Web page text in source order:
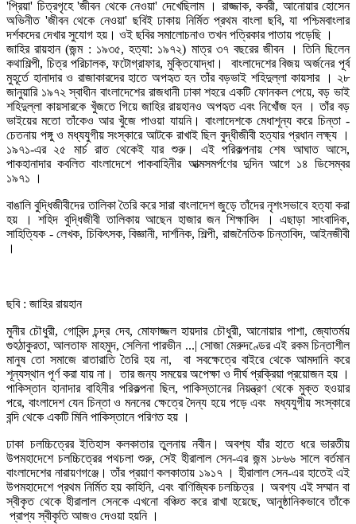
'প্রিয়া' চিত্রগৃহে 'জীবন থেকে নেওয়া' দেখেছিলাম । রাজ্জাক, কবরী, আনোয়ার হোসেন
অভিনীত 'জীবন থেকে নেওয়া' ছবিই ঢাকায় নির্মিত প্রথম বাংলা ছবি, যা পশ্চিমবাংলার
দর্শকদের দেখার সুযোগ হয়। ওই ছবির সমালোচনাও তখন পত্রিকার পাতায় পড়েছি ।
জাহির রায়হান (জন্ম : ১৯৩৫, হত্যা: ১৯৭২) মাত্র ৩৭ বছরের জীবন । তিনি ছিলেন
কথাশিল্পী, চিত্র পরিচালক, ফটোগ্রাফার, মুক্তিযোদ্ধা। বাংলাদেশের বিজয় অর্জনের পূর্ব
মুহূর্তে হানাদার ও রাজাকারদের হাতে অপহৃত হন তাঁর বড়ভাই শহিদুল্লা কায়সার । ২৮
জানুয়ারি ১৯৭২ স্বাধীন বাংলাদেশের রাজধানী ঢাকা শহরে একটি ফোনকল পেয়ে, বড় ভাই
শহিদুল্লা কায়সারকে খুঁজতে গিয়ে জাহির রায়হানও অপহৃত এবং নিখোঁজ হন । তাঁর বড়
ভাইয়ের মতো তাঁকেও আর খুঁজে পাওয়া যায়নি। বাংলাদেশকে মেধাশূন্য করে চিন্তা -
চেতনায় পঙ্গু ও মধ্যযুগীয় সংস্কারে আটকে রাখাই ছিল বুদ্ধীজীবী হত্যার প্রধান লক্ষ্য ।
১৯৭১-এর ২৫ মার্চ রাত থেকেই যার শুরু। এই পরিকল্পনায় শেষ আঘাত আসে,
পাকহানাদার কবলিত বাংলাদেশে পাকবাহিনীর আত্মসমর্পণের দুদিন আগে ১৪ ডিসেম্বর
১৯৭১ ।
বাঙালি বুদ্ধিজীবীদের তালিকা তৈরি করে সারা বাংলাদেশ জুড়ে তাঁদের নৃশংসভাবে হত্যা করা
হয় । শহিদ বুদ্ধিজীবী তালিকায় আছেন হাজার জন শিক্ষাবিদ । এছাড়া সাংবাদিক,
সাহিত্যিক - লেখক, চিকিৎসক, বিজ্ঞানী, দার্শনিক, শিল্পী, রাজনৈতিক চিন্তাবিদ, আইনজীবী
।
ছবি : জাহির রায়হান
মুনীর চৌধুরী, গোবিন্দ চন্দ্র দেব, মোফাজ্জল হায়দার চৌধুরী, আনোয়ার পাশা, জ্যোতর্ময়
গুহঠাকুরতা, আলতাফ মাহমুদ, সেলিনা পারভীন ...| সোজা মেরুদণ্ডের এই রকম চিন্তাশীল
মানুষ তো সমাজে রাতারাতি তৈরি হয় না, বা সবক্ষেত্রে বাইরে থেকে আমদানি করে
শূন্যস্থান পূর্ণ করা যায় না। তার জন্য সময়ের অপেক্ষা ও দীর্ঘ প্রক্রিয়া প্রয়োজন হয় ।
পাকিস্তান হানাদার বাহিনীর পরিকল্পনা ছিল, পাকিস্তানের নিয়ন্ত্রণ থেকে মুক্ত হওয়ার
পরে, বাংলাদেশ যেন চিন্তা ও মননের ক্ষেত্রে দৈন্য হয়ে পড়ে এবং মধ্যযুগীয় সংস্কারে
বন্দি থেকে একটি মিনি পাকিস্তানে পরিণত হয় ।
ঢাকা চলচ্চিত্রের ইতিহাস কলকাতার তুলনায় নবীন। অবশ্য যাঁর হাতে ধরে ভারতীয়
উপমহাদেশে চলচ্চিত্রের পথচলা শুরু, সেই হীরালাল সেন-এর জন্ম ১৮৬৬ সালে বর্তমান
বাংলাদেশের নারায়ণগঞ্জে। তাঁর প্রয়াণ কলকাতায় ১৯১৭ । হীরালাল সেন-এর হাতেই এই
উপমহাদেশে প্রথম নির্মিত হয় কাহিনি, এবং বাণিজ্যিক চলচ্চিত্র । অবশ্য এই সম্মান বা
স্বীকৃত থেকে হীরালাল সেনকে এখনো বঞ্চিত করে রাখা হয়েছে, আনুষ্ঠানিকভাবে তাঁকে
প্রাপ্য স্বীকৃতি আজও দেওয়া হয়নি ।